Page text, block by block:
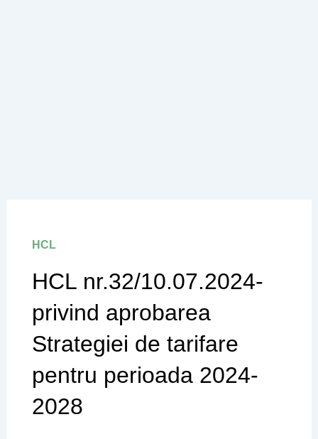
HCL
HCL nr.32/10.07.2024-
privind aprobarea
Strategiei de tarifare
pentru perioada 2024-
2028